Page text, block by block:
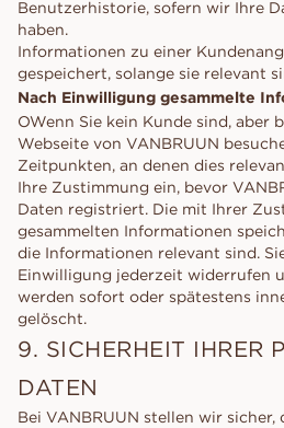
Benutzerhistorie, sofern wir Ihre
haben.
Informationen zu einer
gespeichert, solange sie relevant
Nach Einwilligung gesammelte
OWenn Sie kein Kunde sind, aber
Webseite von VANBRUUN
Zeitpunkten, an denen dies
Ihre Zustimmung ein, bevor
Daten registriert. Die mit Ihrer
gesammelten Informationen
die Informationen relevant sind.
Einwilligung jederzeit widerrufen
werden sofort oder spätestens
gelöscht.
9. SICHERHEIT IHRER
DATEN
Bei VANBRUUN stellen wir sicher,